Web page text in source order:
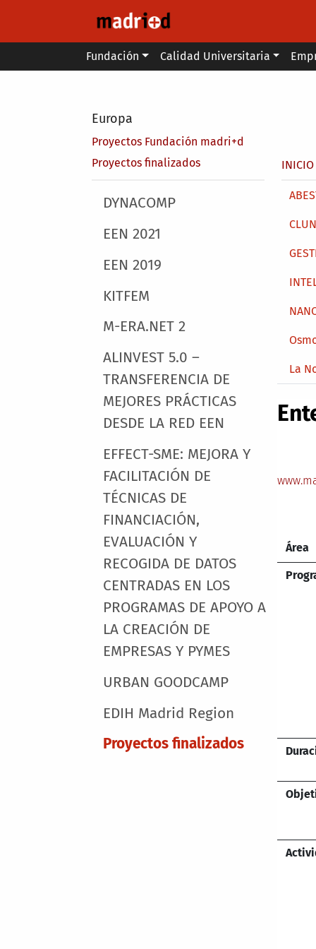
Main menu
Fundación Calidad Universitaria
Europa
Proyectos Fundación madri+d
Proyectos finalizados
INICIO
Main menu
DYNACOMP
EEN 2021
EEN 2019
KITFEM
M-ERA.NET 2
ALINVEST 5.0 –
TRANSFERENCIA DE
MEJORES PRÁCTICAS
DESDE LA RED EEN
EFFECT-SME: MEJORA Y
FACILITACIÓN DE
TÉCNICAS DE
FINANCIACIÓN,
EVALUACIÓN Y
RECOGIDA DE DATOS
CENTRADAS EN LOS
PROGRAMAS DE APOYO A
LA CREACIÓN DE
EMPRESAS Y PYMES
URBAN GOODCAMP
EDIH Madrid Region
Proyectos finalizados
La
Área